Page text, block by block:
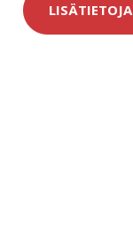
LISÄTIETOJA